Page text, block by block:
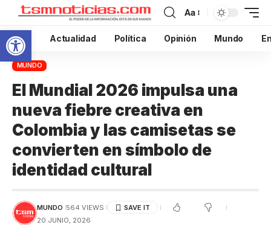
Abrir barra de herramientas
Aa
Inicio Actualidad Política Opinión Mundo
MUNDO
El Mundial 2026 impulsa una
nueva fiebre creativa en
Colombia y las camisetas se
convierten en símbolo de
identidad cultural
MUNDO 564 VIEWS
20 JUNIO, 2026